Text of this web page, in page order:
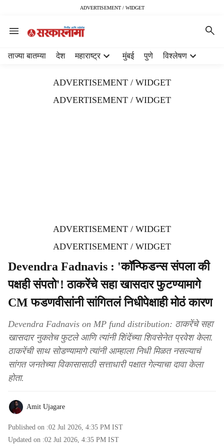
ADVERTISEMENT / WIDGET
ताज्या बातम्या देश महाराष्ट्र मुंबई पुणे विश्लेषण
ADVERTISEMENT / WIDGET
ADVERTISEMENT / WIDGET
ADVERTISEMENT / WIDGET
ADVERTISEMENT / WIDGET
Devendra Fadnavis : 'कॉन्फिडन्स संपला की
पक्षही संपतो'! ठाकरेंचे सहा खासदार फुटण्यामागे
CM फडणवीसांनी सांगितलं निधीपेक्षाही मोठं कारण
Devendra Fadnavis on MP fund distribution: ठाकरेंचे सहा
खासदार नुकतेच फुटले आणि त्यांनी शिंदेंच्या शिवसेनेत प्रवेश केला.
ठाकरेंची साथ सोडण्यामागे त्यांनी आम्हाला निधी मिळत नसल्याचं
सांगत जनतेच्या विकासासाठी सत्ताधारी पक्षात गेल्याचा दावा केला
होता.
Amit Ujagare
Published on :02 Jul 2026, 4:35 PM IST
Updated on :02 Jul 2026, 4:35 PM IST